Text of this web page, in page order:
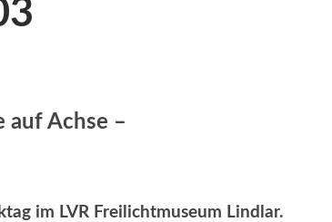
auf Achse –
im LVR Freilichtmuseum Lindlar.